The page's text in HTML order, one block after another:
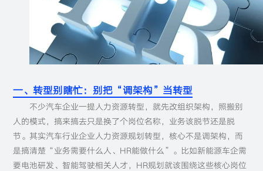
一、转型别瞎忙：别把“调架构”当转型
不少汽车企业一提人力资源转型，就先改组织架构，照搬别
人的模式，搞来搞去只是换了个岗位名称，业务该脱节还是脱
节。其实汽车行业企业人力资源规划转型，核心不是调架构，而
是搞清楚“业务需要什么人、HR能做什么”。比如新能源车企需
要电池研发、智能驾驶相关人才，HR规划就该围绕这些核心岗位